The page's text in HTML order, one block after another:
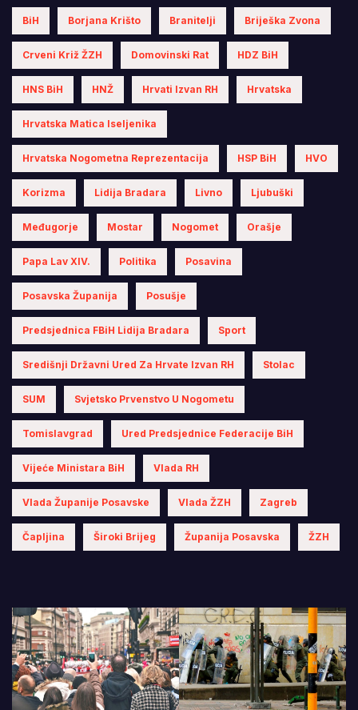
BiH Borjana Krišto Branitelji Briješka Zvona
Crveni Križ ŽZH Domovinski Rat HDZ BiH
HNS BiH HNŽ Hrvati Izvan RH Hrvatska
Hrvatska Matica Iseljenika
Hrvatska Nogometna Reprezentacija HSP BiH HVO
Korizma Lidija Bradara Livno Ljubuški
Međugorje Mostar Nogomet Orašje
Papa Lav XIV. Politika Posavina
Posavska Županija Posušje
Predsjednica FBiH Lidija Bradara Sport
Središnji Državni Ured Za Hrvate Izvan RH Stolac
SUM Svjetsko Prvenstvo U Nogometu
Tomislavgrad Ured Predsjednice Federacije BiH
Vijeće Ministara BiH Vlada RH
Vlada Županije Posavske Vlada ŽZH Zagreb
Čapljina Široki Brijeg Županija Posavska ŽZH